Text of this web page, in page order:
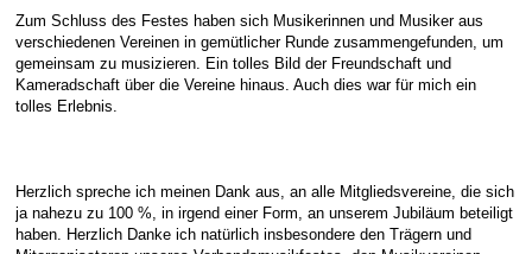
Zum Schluss des Festes haben sich Musikerinnen und Musiker aus
verschiedenen Vereinen in gemütlicher Runde zusammengefunden, um
gemeinsam zu musizieren. Ein tolles Bild der Freundschaft und
Kameradschaft über die Vereine hinaus. Auch dies war für mich ein
tolles Erlebnis.
Herzlich spreche ich meinen Dank aus, an alle Mitgliedsvereine, die sich
ja nahezu zu 100 %, in irgend einer Form, an unserem Jubiläum beteiligt
haben. Herzlich Danke ich natürlich insbesondere den Trägern und